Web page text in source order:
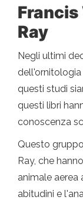
Ray
Negli ultimi
dell'ornitologia
questi studi
questi libri
conoscenza
Questo
Ray, che
animale aerea
abitudini e